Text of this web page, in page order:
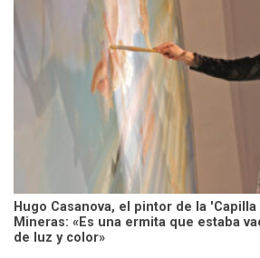
Hugo Casanova, el pintor de la
Mineras: «Es una ermita que estaba
de luz y color»